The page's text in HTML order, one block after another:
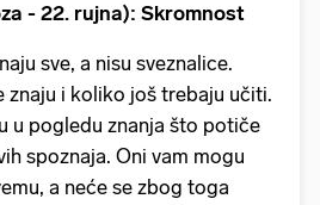
- 22. rujna): Skromnost
sve, a nisu sveznalice.
znaju i koliko još trebaju učiti.
u pogledu znanja što potiče
spoznaja. Oni vam mogu
a neće se zbog toga